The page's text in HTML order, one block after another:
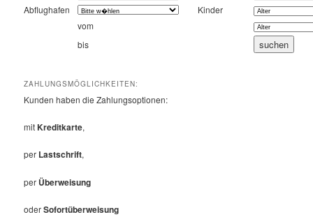
Abflughafen
Kinder
vom
bis
ZAHLUNGSMÖGLICHKEITEN:
Kunden haben die Zahlungsoptionen:
mitKreditkarte,
per Lastschrift,
per Überweisung
oderSofortüberweisung